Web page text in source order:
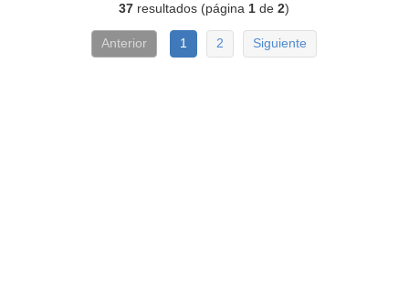
37 resultados (página 1 de2)
Anterior 1 2 Siguiente